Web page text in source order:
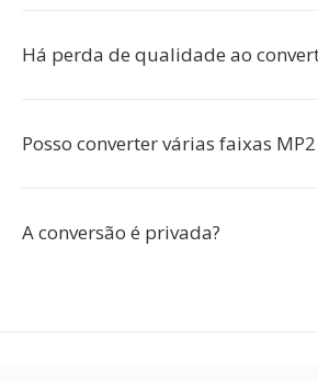
Há perda de qualidade ao
Posso converter várias faixas
A conversão é privada?